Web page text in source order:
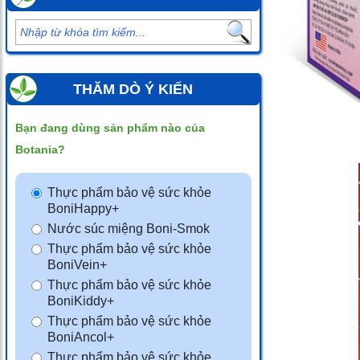
THĂM DÒ Ý KIẾN
Bạn đang dùng sản phẩm nào của
Botania?
Thực phẩm bảo vệ sức khỏe
BoniHappy+
Nước súc miệng Boni-Smok
Thực phẩm bảo vệ sức khỏe
BoniVein+
Thực phẩm bảo vệ sức khỏe
BoniKiddy+
Thực phẩm bảo vệ sức khỏe
BoniAncol+
Thực phẩm bảo vệ sức khỏe